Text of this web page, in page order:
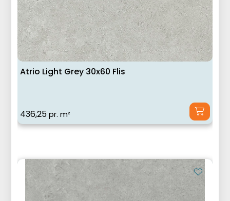
Atrio Light Grey 30x60 Flis
436,25pr. m²